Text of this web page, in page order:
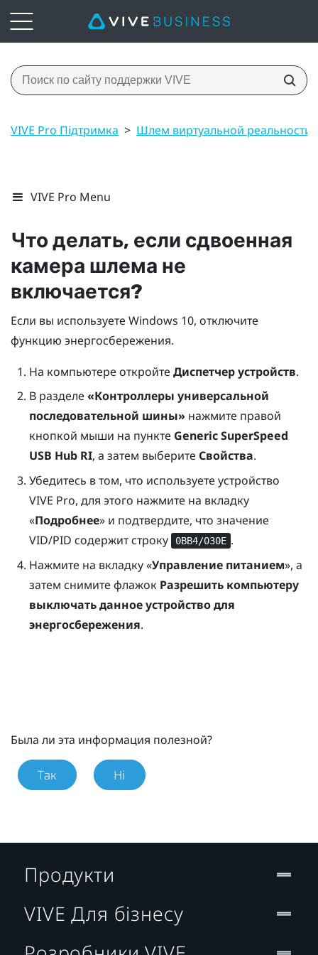
VIVE Pro Підтримка > Шлем виртуальной
VIVE Pro Menu
Что делать, если сдвоенная
камера шлема не
включается?
Если вы используете Windows 10, отключите
функцию энергосбережения.
На компьютере откройте Диспетчер устройств.
В разделе «Контроллеры универсальной
последовательной шины» нажмите правой
кнопкой мыши на пункте Generic SuperSpeed
USB Hub RI, а затем выберите Свойства.
Убедитесь в том, что используете устройство
VIVE Pro, для этого нажмите на вкладку
«Подробнее» и подтвердите, что значение
VID/PID содержит строку
0BB4/030E .
Нажмите на вкладку «Управление питанием», а
затем снимите флажок Разрешить компьютеру
выключать данное устройство для
энергосбережения.
Была ли эта информация полезной?
Так Ні
Продукти
VIVE Для бізнесу